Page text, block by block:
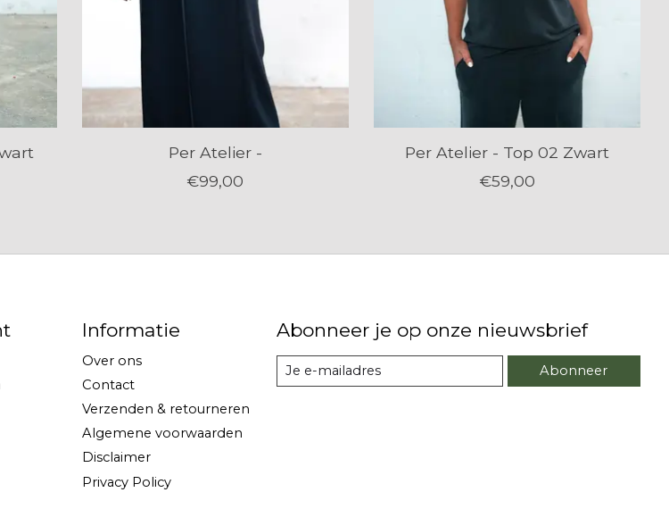
Per Atelier -
€99,00
Per Atelier - Top 02 Zwart
€59,00
Informatie
Over ons
Contact
Verzenden & retourneren
Algemene voorwaarden
Disclaimer
Privacy Policy
Abonneer je op onze nieuwsbrief
Abonneer